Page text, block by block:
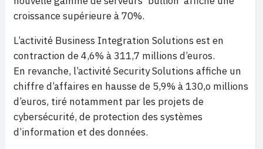
croissance supérieure à 70%.
L’activité Business Integration Solutions est en
contraction de 4,6% à 311,7 millions d’euros.
En revanche, l’activité Security Solutions affiche un
chiffre d’affaires en hausse de 5,9% à 130,o millions
d’euros, tiré notamment par les projets de
cybersécurité, de protection des systèmes
d’information et des données.